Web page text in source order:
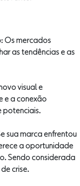
Os mercados
as tendências e as
visual e
e a conexão
potenciais.
sua marca enfrentou
a oportunidade
Sendo considerada
crise.